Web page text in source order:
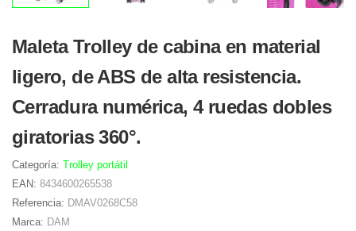
Maleta Trolley de cabina en material
ligero, de ABS de alta resistencia.
Cerradura numérica, 4 ruedas dobles
giratorias 360°.
Categoría: Trolley portátil
EAN: 8434600265538
Referencia: DMAV0268C58
Marca: DAM